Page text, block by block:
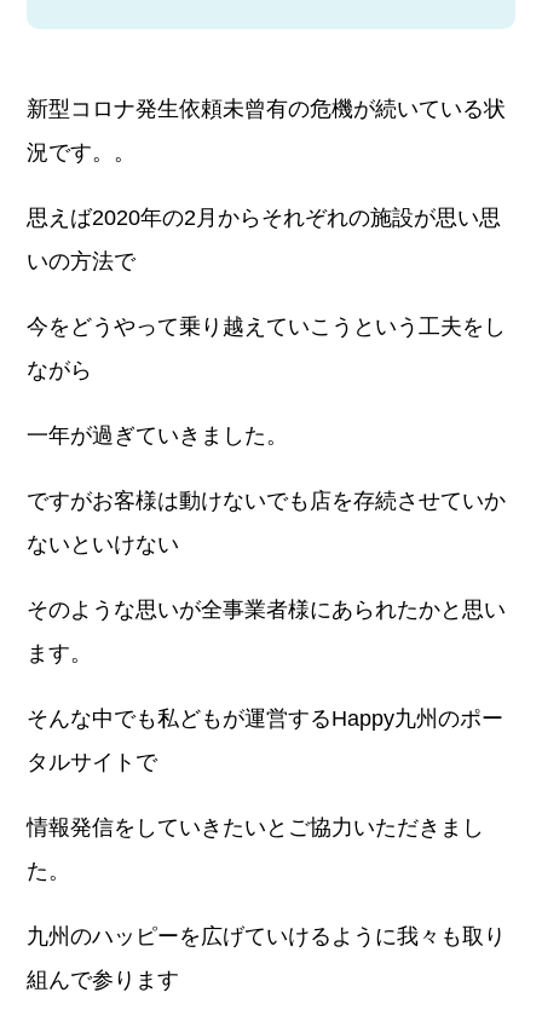
新型コロナ発生依頼未曾有の危機が続いている状
況です。。
思えば2020年の2月からそれぞれの施設が思い思
いの方法で
今をどうやって乗り越えていこうという工夫をし
ながら
一年が過ぎていきました。
ですがお客様は動けないでも店を存続させていか
ないといけない
そのような思いが全事業者様にあられたかと思い
ます。
そんな中でも私どもが運営するHappy九州のポー
タルサイトで
情報発信をしていきたいとご協力いただきまし
た。
九州のハッピーを広げていけるように我々も取り
組んで参ります